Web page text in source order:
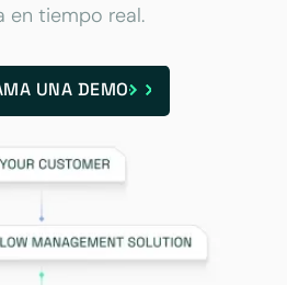
en tiempo real.
UNA DEMO